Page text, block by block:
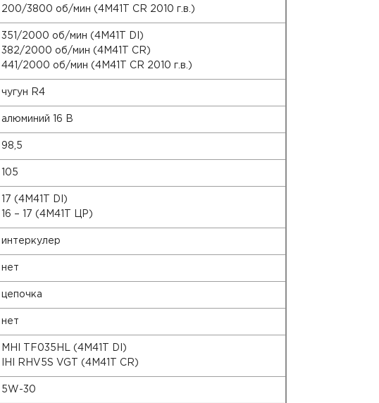
200/3800 об/мин (4M41T CR 2010 г.в.)
351/2000 об/мин (4M41T DI)
382/2000 об/мин (4М41Т CR)
441/2000 об/мин (4M41T CR 2010 г.в.)
чугун R4
алюминий 16 В
98,5
105
17 (4M41T DI)
16 – 17 (4М41Т ЦР)
интеркулер
нет
цепочка
нет
MHI TF035HL (4M41T DI)
IHI RHV5S VGT (4M41T CR)
5W-30